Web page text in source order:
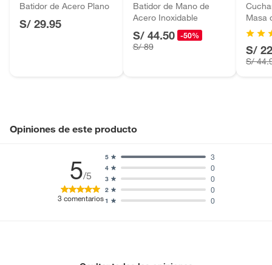
Batidor de Acero Plano
S/ 29.95
Batidor de Mano de
Acero Inoxidable
S/ 44.50 -50%
S/ 89
Masa
S/
S/
Opiniones de este producto
5/5
3 comentarios1 0
2 0
3 0
4 0
5 3